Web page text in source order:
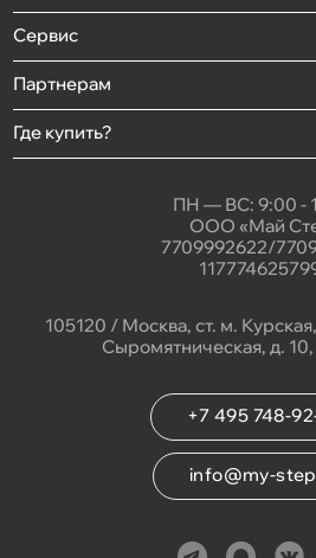
Сервис
Партнерам
Где купить?
ПН — ВС: 9:00 -
ООО «Май
7709992622/
105120 / Москва, ст. м.
Сыромятническая, д. 10,
+7 495 748-
info@my-